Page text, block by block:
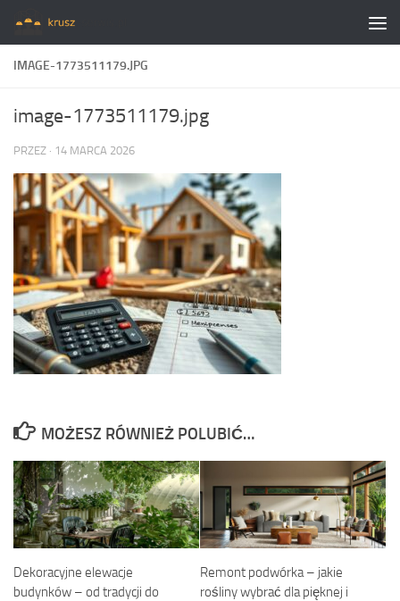
Skip to content
IMAGE-1773511179.JPG
image-1773511179.jpg
PRZEZ · 14 MARCA 2026
MOŻESZ RÓWNIEŻ POLUBIĆ…
Dekoracyjne elewacje
budynków – od tradycji do
Remont podwórka – jakie
rośliny wybrać dla pięknej i